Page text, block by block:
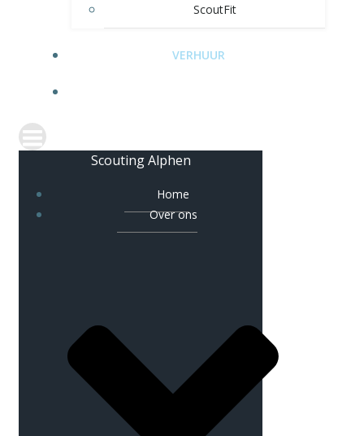
ScoutFit
VERHUUR
Scouting Alphen
Home
Over ons